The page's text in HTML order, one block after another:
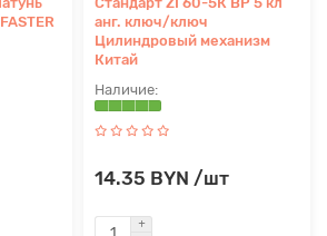
анг. ключ/ключ
Цилиндровый механизм
Китай
14.35 BYN /шт